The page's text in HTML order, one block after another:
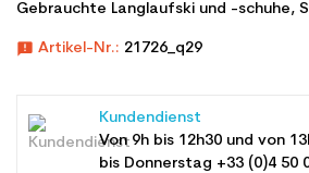
Gebrauchte Langlaufski und -schuhe,
announcement Artikel-Nr.: 21726_q29
Kundendienst
Von 9h bis 12h30 und von
bis Donnerstag +33 (0)4 50